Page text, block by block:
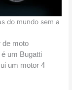
do mundo sem a
de moto
é um Bugatti
um motor 4